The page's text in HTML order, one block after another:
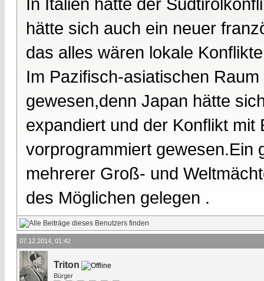
hätte sich auch ein neuer
das alles wären lokale
Im Pazifisch-asiatischen
gewesen,denn Japan hätte
expandiert und der Konflikt
vorprogrammiert gewesen.Ein
mehrerer Groß- und
des Möglichen gelegen .
07.12.2014, 01:42
Triton
Bürger